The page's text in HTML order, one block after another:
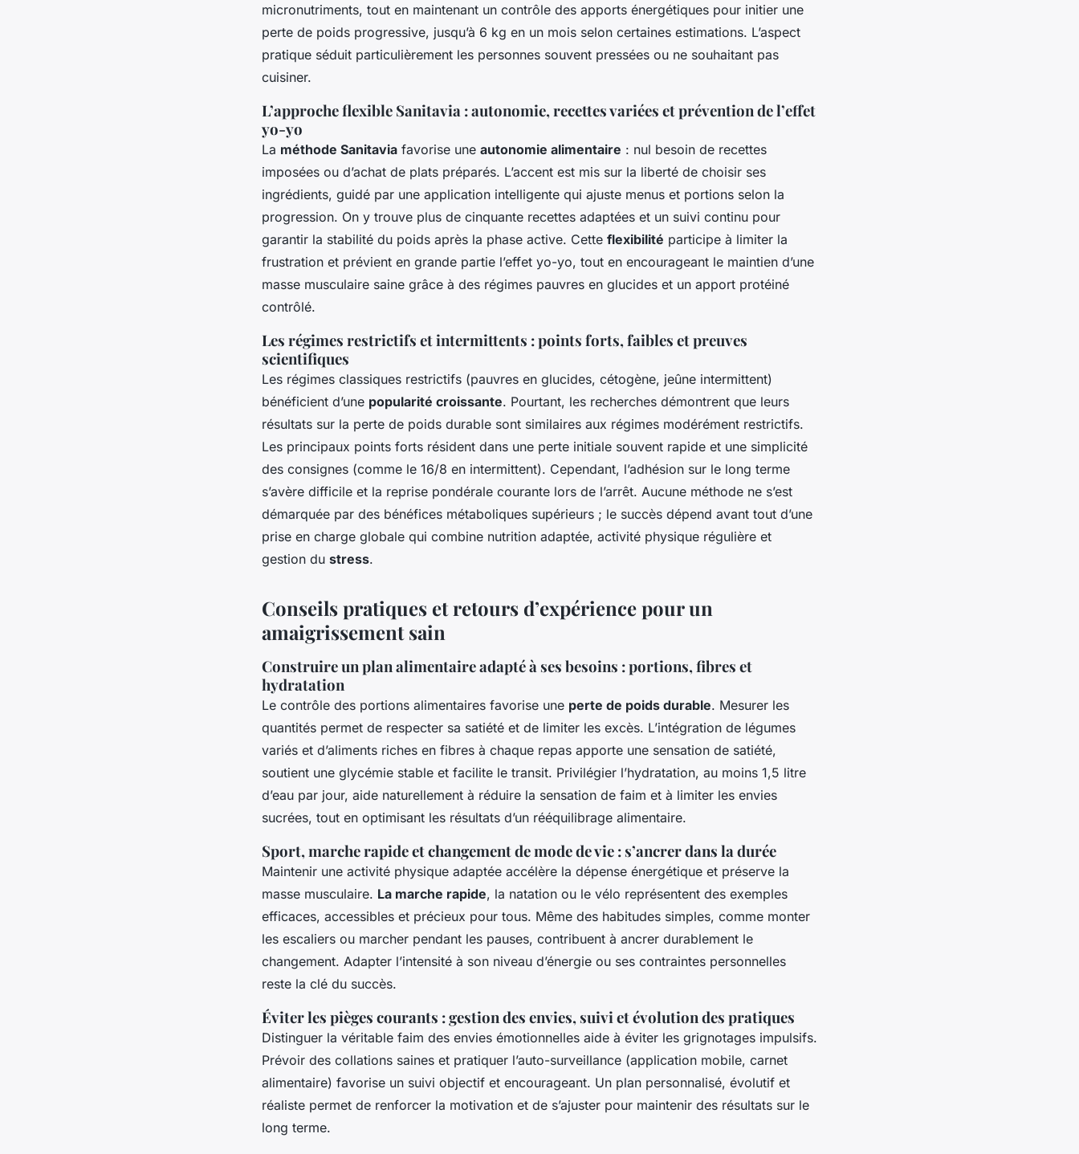
micronutriments, tout en maintenant un contrôle des apports énergétiques pour initier une
perte de poids progressive, jusqu’à 6 kg en un mois selon certaines estimations. L’aspect
pratique séduit particulièrement les personnes souvent pressées ou ne souhaitant pas
cuisiner.
L’approche flexible Sanitavia : autonomie, recettes variées et prévention de l’effet
yo-yo
La méthode Sanitavia favorise une autonomie alimentaire : nul besoin de recettes
imposées ou d’achat de plats préparés. L’accent est mis sur la liberté de choisir ses
ingrédients, guidé par une application intelligente qui ajuste menus et portions selon la
progression. On y trouve plus de cinquante recettes adaptées et un suivi continu pour
garantir la stabilité du poids après la phase active. Cette flexibilité participe à limiter la
frustration et prévient en grande partie l’effet yo-yo, tout en encourageant le maintien d’une
masse musculaire saine grâce à des régimes pauvres en glucides et un apport protéiné
contrôlé.
Les régimes restrictifs et intermittents : points forts, faibles et preuves
scientifiques
Les régimes classiques restrictifs (pauvres en glucides, cétogène, jeûne intermittent)
bénéficient d’une popularité croissante. Pourtant, les recherches démontrent que leurs
résultats sur la perte de poids durable sont similaires aux régimes modérément restrictifs.
Les principaux points forts résident dans une perte initiale souvent rapide et une simplicité
des consignes (comme le 16/8 en intermittent). Cependant, l’adhésion sur le long terme
s’avère difficile et la reprise pondérale courante lors de l’arrêt. Aucune méthode ne s’est
démarquée par des bénéfices métaboliques supérieurs ; le succès dépend avant tout d’une
prise en charge globale qui combine nutrition adaptée, activité physique régulière et
gestion du stress.
Conseils pratiques et retours d’expérience pour un
amaigrissement sain
Construire un plan alimentaire adapté à ses besoins : portions, fibres et
hydratation
Le contrôle des portions alimentaires favorise une perte de poids durable. Mesurer les
quantités permet de respecter sa satiété et de limiter les excès. L’intégration de légumes
variés et d’aliments riches en fibres à chaque repas apporte une sensation de satiété,
soutient une glycémie stable et facilite le transit. Privilégier l’hydratation, au moins 1,5 litre
d’eau par jour, aide naturellement à réduire la sensation de faim et à limiter les envies
sucrées, tout en optimisant les résultats d’un rééquilibrage alimentaire.
Sport, marche rapide et changement de mode de vie : s’ancrer dans la durée
Maintenir une activité physique adaptée accélère la dépense énergétique et préserve la
masse musculaire. La marche rapide, la natation ou le vélo représentent des exemples
efficaces, accessibles et précieux pour tous. Même des habitudes simples, comme monter
les escaliers ou marcher pendant les pauses, contribuent à ancrer durablement le
changement. Adapter l’intensité à son niveau d’énergie ou ses contraintes personnelles
reste la clé du succès.
Éviter les pièges courants : gestion des envies, suivi et évolution des pratiques
Distinguer la véritable faim des envies émotionnelles aide à éviter les grignotages impulsifs.
Prévoir des collations saines et pratiquer l’auto-surveillance (application mobile, carnet
alimentaire) favorise un suivi objectif et encourageant. Un plan personnalisé, évolutif et
réaliste permet de renforcer la motivation et de s’ajuster pour maintenir des résultats sur le
long terme.